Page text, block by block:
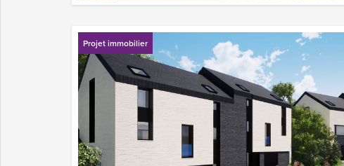
Projet immobilier